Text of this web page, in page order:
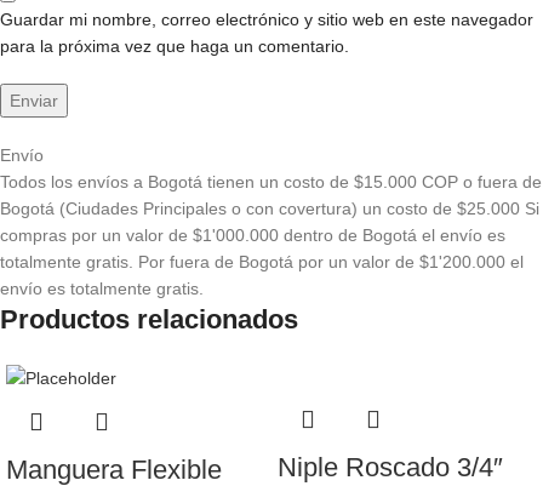
Guardar mi nombre, correo electrónico y sitio web en este navegador
para la próxima vez que haga un comentario.
Envío
Todos los envíos a Bogotá tienen un costo de $15.000 COP o fuera de
Bogotá (Ciudades Principales o con covertura) un costo de $25.000 Si
compras por un valor de $1'000.000 dentro de Bogotá el envío es
totalmente gratis. Por fuera de Bogotá por un valor de $1'200.000 el
envío es totalmente gratis.
Productos relacionados
Manguera Flexible
Niple Roscado 3/4″